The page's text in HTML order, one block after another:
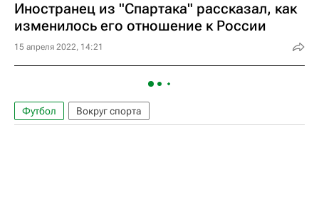
Иностранец из "Спартака" рассказал, как
изменилось его отношение к России
15 апреля 2022, 14:21
Футбол Вокруг спорта